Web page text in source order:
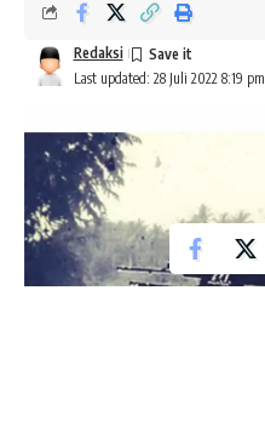
Last updated: 28 Juli 2022 8:19 pm
Redaksi